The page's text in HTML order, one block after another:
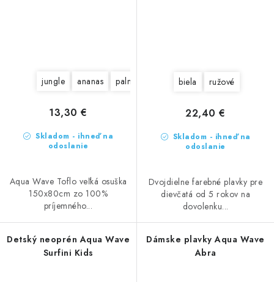
jungle ananas palmy
Skladom - ihneď na
odoslanie
13,30 €
Aqua Wave Toflo veľká osuška
150x80cm zo 100%
príjemného...
biela ružové
Skladom - ihneď na
odoslanie
22,40 €
Dvojdielne farebné plavky pre
dievčatá od 5 rokov na
dovolenku...
Detský neoprén Aqua Wave
Surfini Kids
Dámske plavky Aqua Wave
Abra